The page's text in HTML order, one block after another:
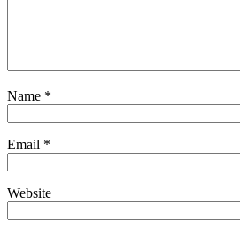
Name *
Email *
Website